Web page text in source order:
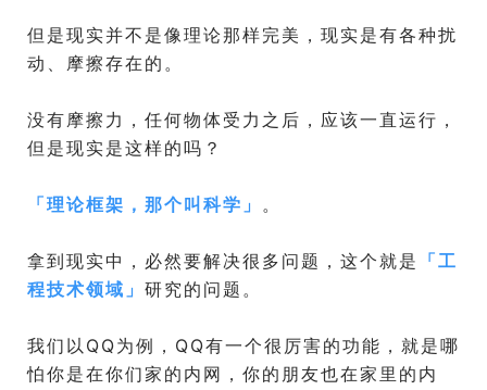
但是现实并不是像理论那样完美，现实是有各种扰
动、摩擦存在的。
没有摩擦力，任何物体受力之后，应该一直运行，
但是现实是这样的吗？
「理论框架，那个叫科学 」 。
拿到现实中，必然要解决很多问题，这个就是 「工
程技术领域 」 研究的问题。
我们以QQ为例，QQ有一个很厉害的功能，就是哪
怕你是在你们家的内网，你的朋友也在家里的内